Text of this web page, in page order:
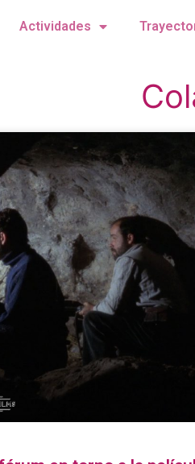
Actividades